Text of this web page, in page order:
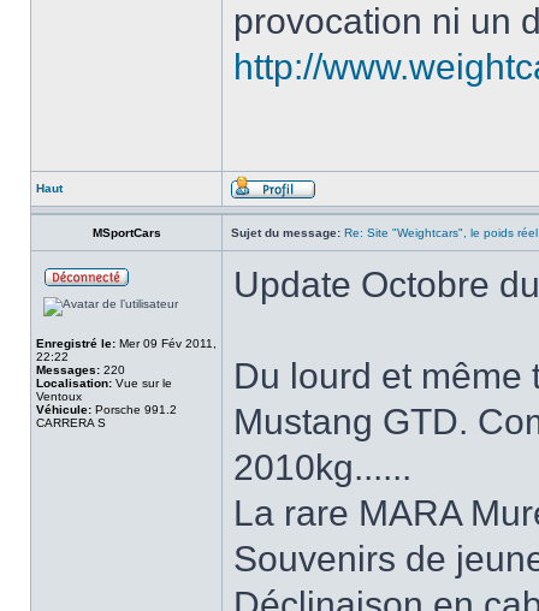
provocation ni un
http://
Haut
MSportCars Sujet du message: Re: Site "Weightcars", le poids
Enregistré le: Mer 09 Fév 2011,
22:22
Messages: 220
Localisation: Vue sur le
Ventoux
Véhicule: Porsche 991.2
CARRERA S
Update Octobre
Du lourd et même
Mustang GTD.
2010kg......
La rare MARA
Souvenirs de